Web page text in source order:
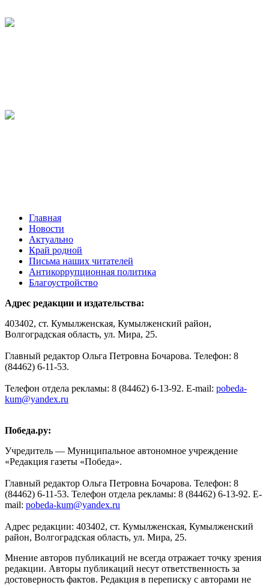
Главная
Новости
Актуально
Край родной
Письма наших читателей
Антикоррупционная политика
Благоустройство
Адрес редакции и издательства:
403402, ст. Кумылженская, Кумылженский район,
Волгоградская область, ул. Мира, 25.
Главный редактор Ольга Петровна Бочарова. Телефон: 8
(84462) 6-11-53.
Телефон отдела рекламы: 8 (84462) 6-13-92. E-mail: pobeda-
kum@yandex.ru
Победа.ру:
Учредитель — Муниципальное автономное учреждение
«Редакция газеты «Победа».
Главный редактор Ольга Петровна Бочарова. Телефон: 8
(84462) 6-11-53. Телефон отдела рекламы: 8 (84462) 6-13-92. E-
mail: pobeda-kum@yandex.ru
Адрес редакции: 403402, ст. Кумылженская, Кумылженский
район, Волгоградская область, ул. Мира, 25.
Мнение авторов публикаций не всегда отражает точку зрения
редакции. Авторы публикаций несут ответственность за
достоверность фактов. Редакция в переписку с авторами не